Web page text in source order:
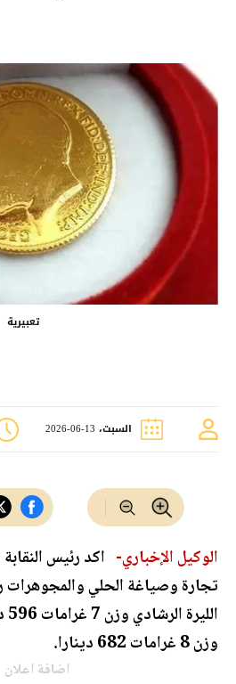
تعبيرية
السبت، 13-06-2026
الوكيل الإخباري- اكد رئيس
تجارة وصياغة الحلي والمجوهرات
وزن 8 غرامات 682 دينارا.
اضافة اعلان